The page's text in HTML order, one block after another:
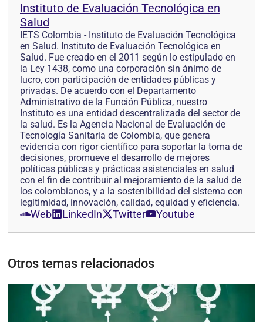
Instituto de Evaluación Tecnológica en
Salud
IETS Colombia - Instituto de Evaluación Tecnológica
en Salud. Instituto de Evaluación Tecnológica en
Salud. Fue creado en el 2011 según lo estipulado en
la Ley 1438, como una corporación sin ánimo de
lucro, con participación de entidades públicas y
privadas. De acuerdo con el Departamento
Administrativo de la Función Pública, nuestro
Instituto es una entidad descentralizada del sector de
la salud. Es la Agencia Nacional de Evaluación de
Tecnología Sanitaria de Colombia, que genera
evidencia con rigor científico para soportar la toma de
decisiones, promueve el desarrollo de mejores
políticas públicas y prácticas asistenciales en salud
con el fin de contribuir al mejoramiento de la salud de
los colombianos, y a la sostenibilidad del sistema con
legitimidad, innovación, calidad, equidad y eficiencia.
Web LinkedIn Twitter Youtube
Otros temas relacionados